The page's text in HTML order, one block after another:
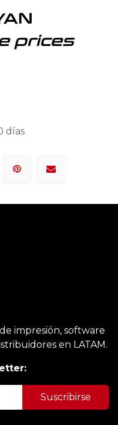
prices
días
impresión, software
en LATAM.
Suscribirse